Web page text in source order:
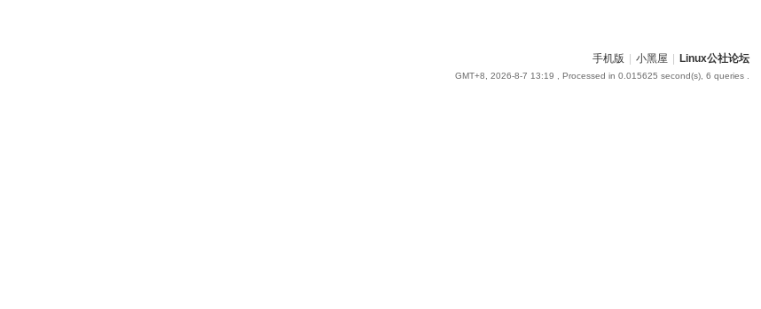
手机版 小黑屋 Linux公社论坛
GMT+8, 2026-8-7 13:19 , Processed in 0.015625 second(s), 6 queries .